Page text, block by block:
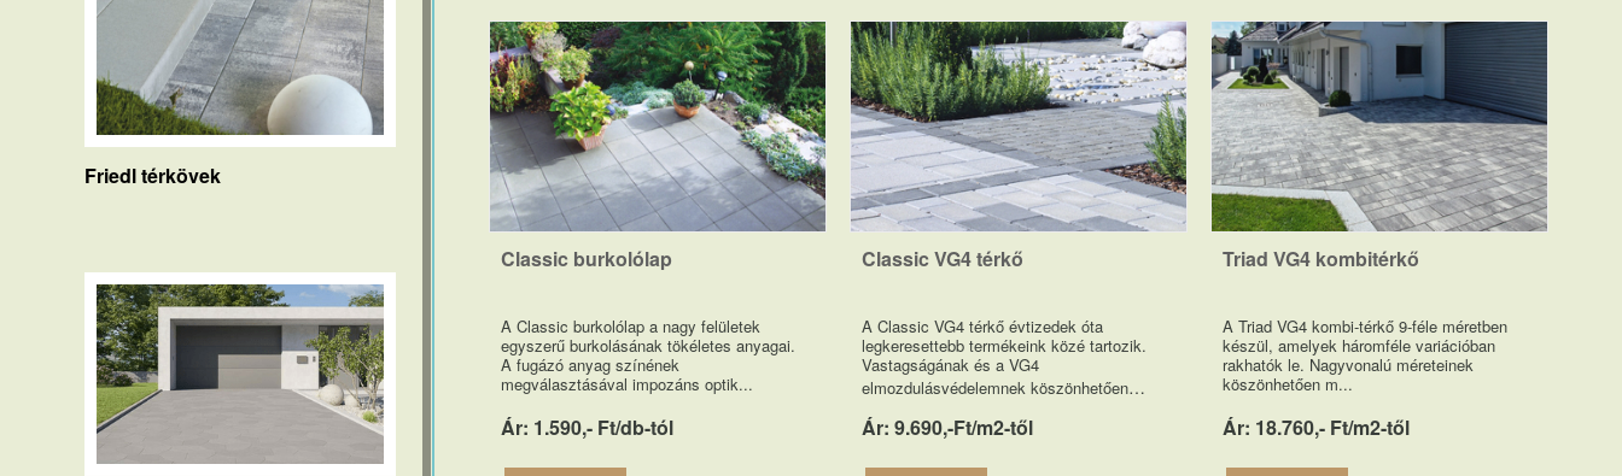
Friedl térkövek
Classic burkolólap
A Classic burkolólap a nagy felületek
egyszerű burkolásának tökéletes anyagai.
A fugázó anyag színének
megválasztásával impozáns optik...
Ár: 1.590,- Ft/db-tól
Classic VG4 térkő
A Classic VG4 térkő évtizedek óta
legkeresettebb termékeink közé tartozik.
Vastagságának és a VG4
elmozdulásvédelemnek köszönhetően…
Ár: 9.690,-Ft/m2-től
Triad VG4 kombitérkő
A Triad VG4 kombi-térkő 9-féle méretben
készül, amelyek háromféle variációban
rakhatók le. Nagyvonalú méreteinek
köszönhetően m...
Ár: 18.760,- Ft/m2-től